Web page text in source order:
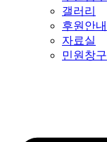
갤러리
후원안내
자료실
민원창구